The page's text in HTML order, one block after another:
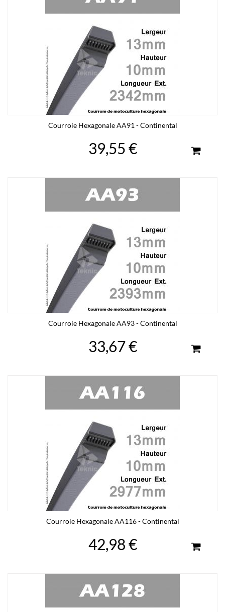
Courroie Hexagonale AA91 - Continental
39,55 €
Courroie Hexagonale AA93 - Continental
33,67 €
Courroie Hexagonale AA116 - Continental
42,98 €